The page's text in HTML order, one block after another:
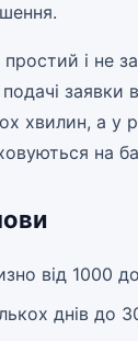
і не
заявки
хвилин, а у
на
від 1000
днів до